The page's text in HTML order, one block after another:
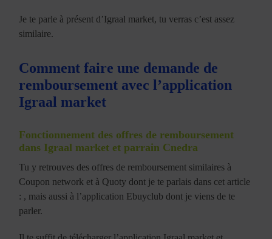
Je te parle à présent d’Igraal market, tu verras c’est assez
similaire.
Comment faire une demande de
remboursement avec l’application
Igraal market
Fonctionnement des offres de remboursement
dans Igraal market et parrain Cnedra
Tu y retrouves des offres de remboursement similaires à
Coupon network et à Quoty dont je te parlais dans cet article
: , mais aussi à l’application Ebuyclub dont je viens de te
parler.